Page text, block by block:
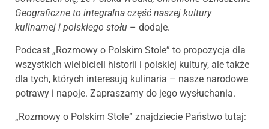
Geograficzne to integralna część naszej kultury
kulinarnej i polskiego stołu – dodaje.
Podcast „Rozmowy o Polskim Stole” to propozycja dla
wszystkich wielbicieli historii i polskiej kultury, ale także
dla tych, których interesują kulinaria – nasze narodowe
potrawy i napoje. Zapraszamy do jego wysłuchania.
„Rozmowy o Polskim Stole” znajdziecie Państwo tutaj: